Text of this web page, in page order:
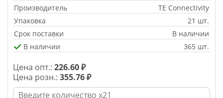
Производитель
TE Connectivity
Упаковка
21 шт.
Срок поставки
В наличии
В наличии
365 шт.
Цена опт.: 226.60 ₽
Цена розн.: 355.76 ₽